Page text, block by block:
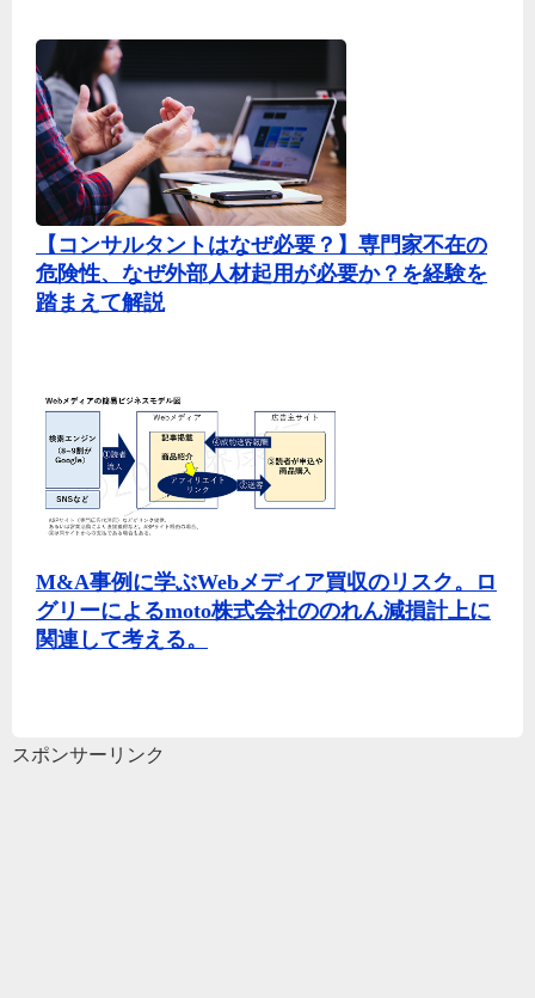
【コンサルタントはなぜ必要？】専門家不在の
危険性、なぜ外部人材起用が必要か？を経験を
踏まえて解説
M&A事例に学ぶWebメディア買収のリスク。ロ
グリーによるmoto株式会社ののれん減損計上に
関連して考える。
スポンサーリンク